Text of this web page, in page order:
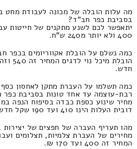
מה עלות הובלה של מכונה לעבודת מחט
בסביבת כפר חב"ד?
יתאפשר לכם לשנע מתקנים של חייטות
400 ולא יותר מ240 ש"ח.
כמה נשלם על הובלת אקווריומים בכפר
חדש.
כמה תשלמו על העברת מתקן לאחסון כסף
רבת-עוצמה עד אחד טונות בסביבת כפר
מחיר שינוע כספת כבדה בסיפוח הנפה
דובית העלות הינו 410 ועד 190 שקל חדש.
מהו תעריף העברה של חפצים של
מחירים של העברת צלמיות, תצלומים
המחיר זה 400 ועד 170 ₪.